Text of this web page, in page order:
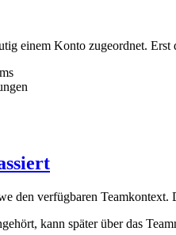
einem Konto zugeordnet.
den verfügbaren
kann später über das